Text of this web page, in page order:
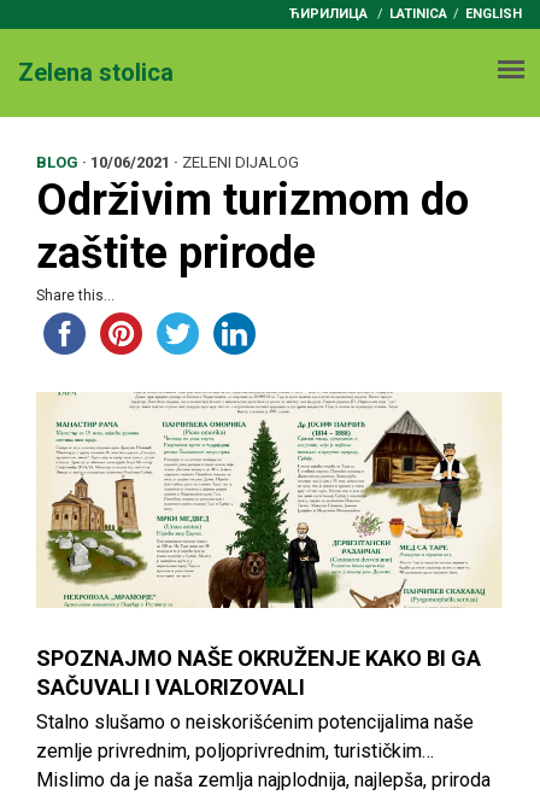
ЋИРИЛИЦА / LATINICA ENGLISH
Zelena stolica
BLOG · 10/06/2021 · ZELENI DIJALOG
Održivim turizmom do
zaštite prirode
Share this...
SPOZNAJMO NAŠE OKRUŽENJE KAKO BI GA
SAČUVALI I VALORIZOVALI
Stalno slušamo o neiskorišćenim potencijalima naše
zemlje privrednim, poljoprivrednim, turističkim…
Mislimo da je naša zemlja najplodnija, najlepša, priroda